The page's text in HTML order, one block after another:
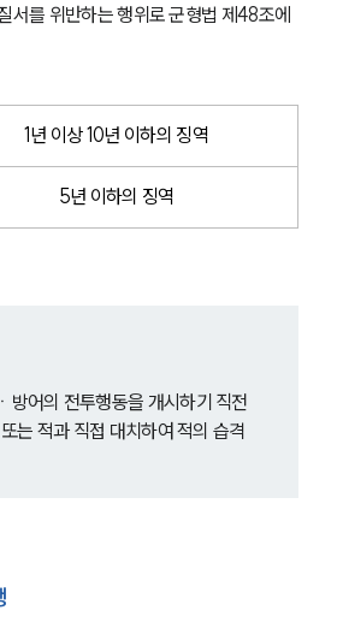
그룹소개
대륜의 강점
서를 위반하는 행위로 군형법 제48조에
1년 이상 10년 이하의 징역
5년 이하의 징역
방어의 전투행동을 개시하기 직전
는 적과 직접 대치하여 적의 습격